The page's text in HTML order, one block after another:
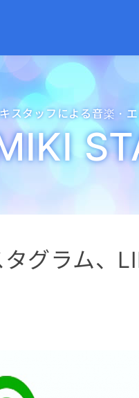
スタッフによる音楽・
グラム、